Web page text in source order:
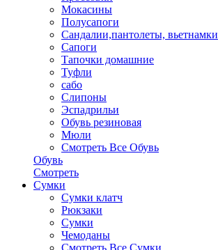
Мокасины
Полусапоги
Сандалии,пантолеты, вьетнамки
Сапоги
Тапочки домашние
Туфли
сабо
Слипоны
Эспадрильи
Обувь резиновая
Мюли
Смотреть Все Обувь
Обувь
Смотреть
Сумки
Сумки клатч
Рюкзаки
Сумки
Чемоданы
Смотреть Все Сумки